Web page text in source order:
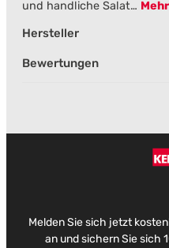
und handliche Salat… Mehr
Hersteller
Bewertungen
Melden Sie sich jetzt
an und sichern Sie sich